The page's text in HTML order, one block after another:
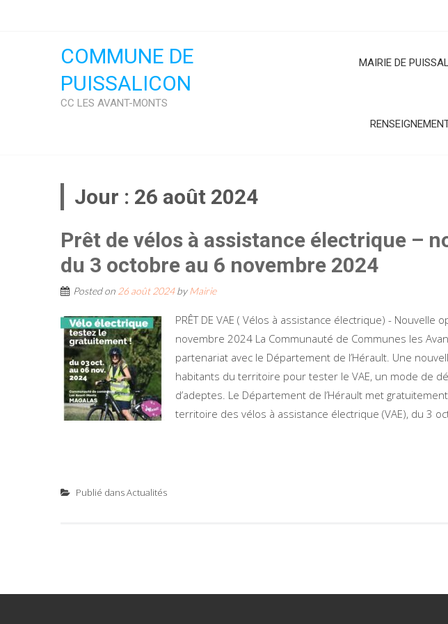
COMMUNE DE
PUISSALICON
CC LES AVANT-MONTS
MAIRIE DE
Jour : 26 août 2024
Prêt de vélos à assistance électrique –
du 3 octobre au 6 novembre 2024
Posted on 26 août 2024byMairie
PRÊT DE VAE ( Vélos à assistance électrique) - Nouvelle
novembre 2024 La Communauté de Communes les
partenariat avec le Département de l’Hérault. Une
habitants du territoire pour tester le VAE, un mode de
d’adeptes. Le Département de l’Hérault met
territoire des vélos à assistance électrique (VAE), du 3
Publié dansActualités